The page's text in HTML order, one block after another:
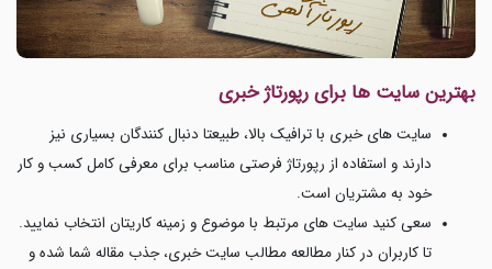
بهترین سایت ها برای رپورتاژ خبری
سایت های خبری با ترافیک بالا، طبیعتا دنبال کنندگان بسیاری نیز
دارند و استفاده از رپورتاژ فرصتی مناسب برای معرفی کامل کسب و کار
خود به مشتریان است.
سعی کنید سایت های مرتبط با موضوع و زمینه کاریتان انتخاب نمایید.
تا کاربران در کنار مطالعه مطالب سایت خبری، جذب مقاله شما شده و